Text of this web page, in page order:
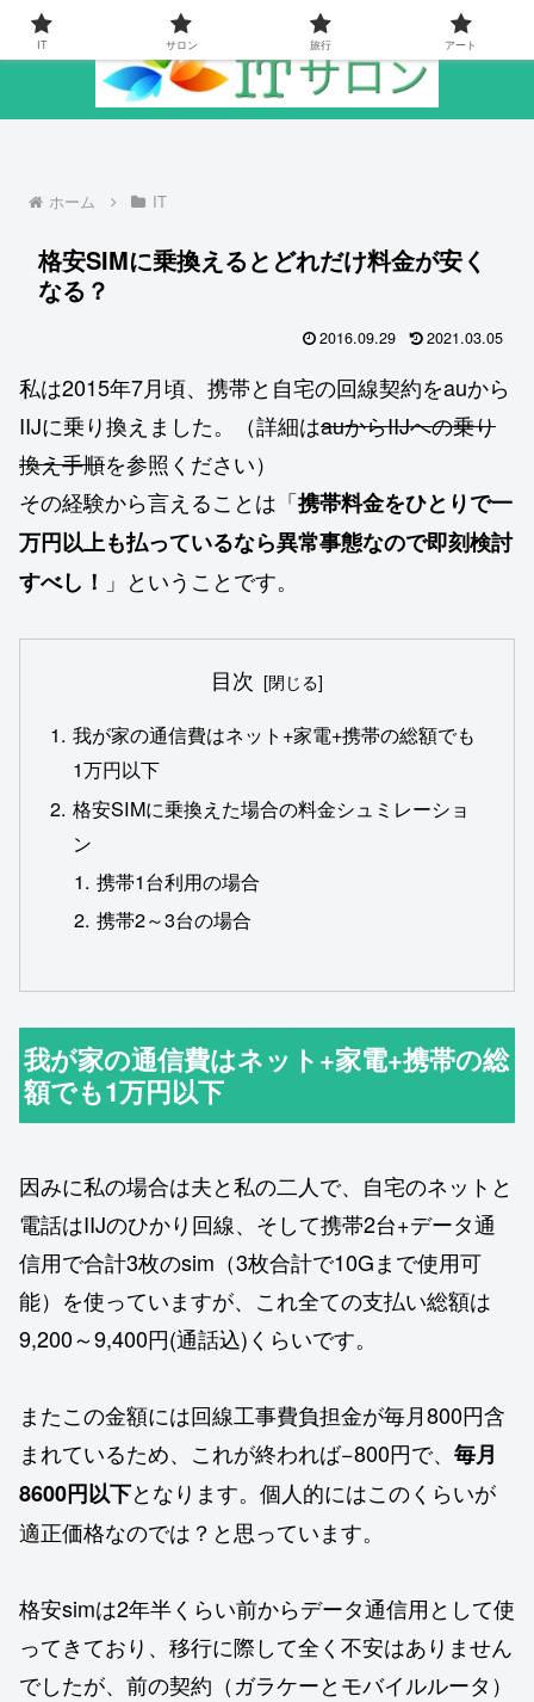
ホーム IT
格安SIMに乗換えるとどれだけ料金が安く
なる？
2016.09.29 2021.03.05
私は2015年7月頃、携帯と自宅の回線契約をauから
IIJに乗り換えました。（詳細はauからIIJへの乗り
換え手順を参照ください）
その経験から言えることは「携帯料金をひとりで一
万円以上も払っているなら異常事態なので即刻検討
すべし！ 」ということです。
目次
我が家の通信費はネット+家電+携帯の総額でも
1万円以下
格安SIMに乗換えた場合の料金シュミレーショ
ン
携帯1台利用の場合
携帯2～3台の場合
我が家の通信費はネット+家電+携帯の総
額でも1万円以下
因みに私の場合は夫と私の二人で、自宅のネットと
電話はIIJのひかり回線、そして携帯2台+データ通
信用で合計3枚のsim（3枚合計で10Gまで使用可
能）を使っていますが、これ全ての支払い総額は
9,200～9,400円(通話込)くらいです。
またこの金額には回線工事費負担金が毎月800円含
まれているため、これが終われば−800円で、 毎月
8600円以下となります。個人的にはこのくらいが
適正価格なのでは？と思っています。
格安simは2年半くらい前からデータ通信用として使
ってきており、移行に際して全く不安はありません
でしたが、前の契約（ガラケーとモバイルルータ）
IT サロン 旅行 アート